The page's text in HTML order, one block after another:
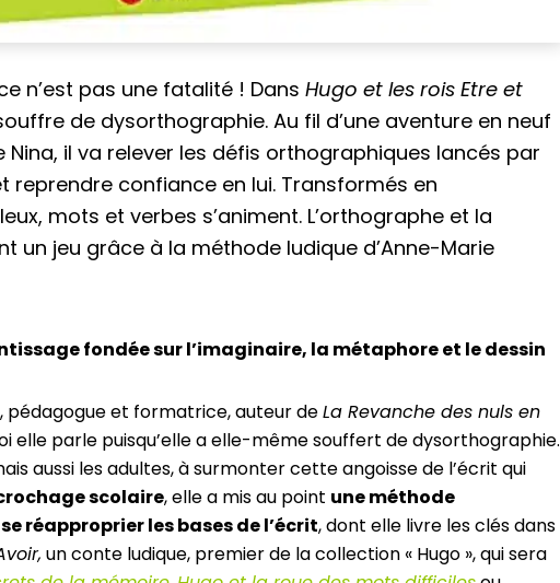
n’est pas une fatalité ! Dans Hugo et les rois Etre et
de dysorthographie. Au fil d’une aventure en neuf
Nina, il va relever les défis orthographiques lancés par
reprendre confiance en lui. Transformés en
mots et verbes s’animent. L’orthographe et la
un jeu grâce à la méthode ludique d’Anne-Marie
fondée sur l’imaginaire, la métaphore et le dessin
, pédagogue et formatrice, auteur deLa Revanche des nuls en
elle parle puisqu’elle a elle-même souffert de dysorthographie.
aussi les adultes, à surmonter cette angoisse de l’écrit qui
scolaire, elle a mis au point une méthode
réapproprier les bases de l’écrit, dont elle livre les clés dans
un conte ludique, premier de la collection « Hugo », qui sera